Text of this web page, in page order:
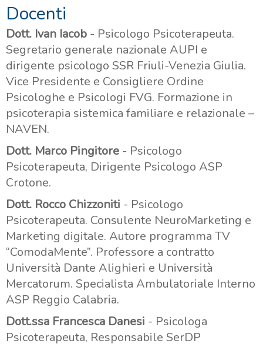
Docenti
Dott. Ivan Iacob - Psicologo Psicoterapeuta.
Segretario generale nazionale AUPI e
dirigente psicologo SSR Friuli-Venezia Giulia.
Vice Presidente e Consigliere Ordine
Psicologhe e Psicologi FVG. Formazione in
psicoterapia sistemica familiare e relazionale –
NAVEN.
Dott. Marco Pingitore - Psicologo
Psicoterapeuta, Dirigente Psicologo ASP
Crotone.
Dott. Rocco Chizzoniti - Psicologo
Psicoterapeuta. Consulente NeuroMarketing e
Marketing digitale. Autore programma TV
“ComodaMente”. Professore a contratto
Università Dante Alighieri e Università
Mercatorum. Specialista Ambulatoriale Interno
ASP Reggio Calabria.
Dott.ssa Francesca Danesi - Psicologa
Psicoterapeuta, Responsabile SerDP